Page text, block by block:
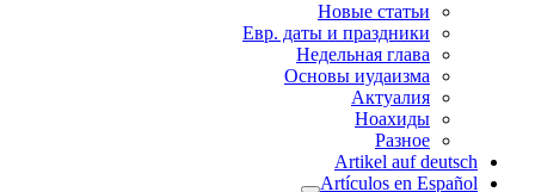
Новые статьи
Евр. даты и праздники
Недельная глава
Основы иудаизма
Актуалия
Ноахиды
Разное
Artikel auf deutsch
Artículos en Español